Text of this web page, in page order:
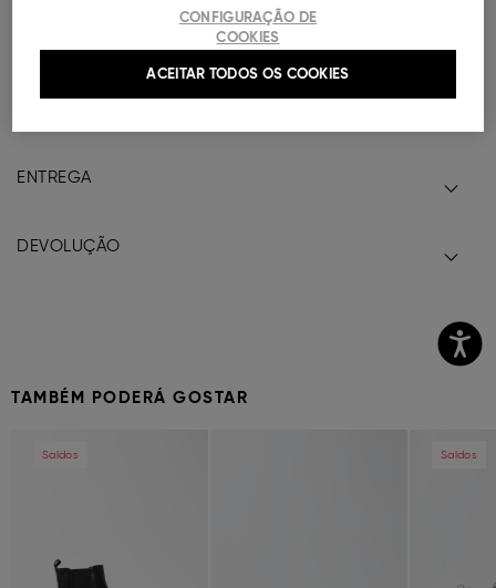
Ref. 000041149100002
ENTREGA
DEVOLUÇÃO
TAMBÉM PODERÁ GOSTAR
Saldos Saldos
CONFIGURAÇÃO DE
COOKIES
ACEITAR TODOS OS COOKIES